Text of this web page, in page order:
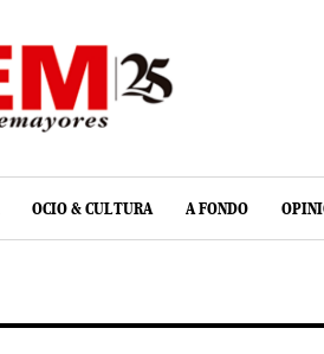
OCIO & CULTURA A FONDO